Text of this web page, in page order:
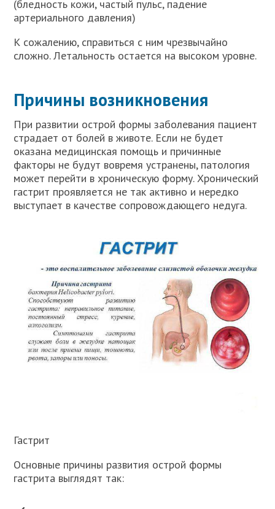
(бледность кожи, частый пульс, падение
артериального давления)
К сожалению, справиться с ним чрезвычайно
сложно. Летальность остается на высоком уровне.
Причины возникновения
При развитии острой формы заболевания пациент
страдает от болей в животе. Если не будет
оказана медицинская помощь и причинные
факторы не будут вовремя устранены, патология
может перейти в хроническую форму. Хронический
гастрит проявляется не так активно и нередко
выступает в качестве сопровождающего недуга.
Гастрит
Основные причины развития острой формы
гастрита выглядят так: